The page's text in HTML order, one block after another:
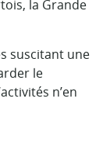
la Grande
suscitant une
le
n’en